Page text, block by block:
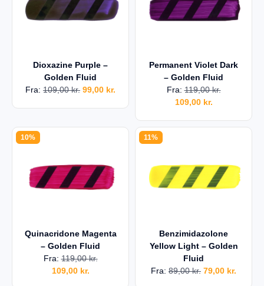
Dioxazine Purple –
Golden Fluid
Fra: 109,00kr. 99,00 kr.
Permanent Violet Dark
– Golden Fluid
Fra:119,00kr.
109,00 kr.
10%
Quinacridone Magenta
– Golden Fluid
Fra:119,00kr.
109,00 kr.
11%
Benzimidazolone
Yellow Light – Golden
Fluid
Fra: 89,00kr. 79,00 kr.